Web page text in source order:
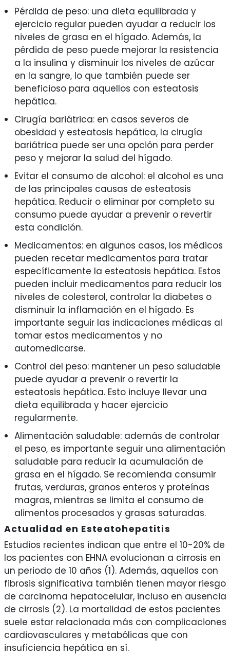
Pérdida de peso: una dieta equilibrada y
ejercicio regular pueden ayudar a reducir los
niveles de grasa en el hígado. Además, la
pérdida de peso puede mejorar la resistencia
a la insulina y disminuir los niveles de azúcar
en la sangre, lo que también puede ser
beneficioso para aquellos con esteatosis
hepática.
Cirugía bariátrica: en casos severos de
obesidad y esteatosis hepática, la cirugía
bariátrica puede ser una opción para perder
peso y mejorar la salud del hígado.
Evitar el consumo de alcohol: el alcohol es una
de las principales causas de esteatosis
hepática. Reducir o eliminar por completo su
consumo puede ayudar a prevenir o revertir
esta condición.
Medicamentos: en algunos casos, los médicos
pueden recetar medicamentos para tratar
específicamente la esteatosis hepática. Estos
pueden incluir medicamentos para reducir los
niveles de colesterol, controlar la diabetes o
disminuir la inflamación en el hígado. Es
importante seguir las indicaciones médicas al
tomar estos medicamentos y no
automedicarse.
Control del peso: mantener un peso saludable
puede ayudar a prevenir o revertir la
esteatosis hepática. Esto incluye llevar una
dieta equilibrada y hacer ejercicio
regularmente.
Alimentación saludable: además de controlar
el peso, es importante seguir una alimentación
saludable para reducir la acumulación de
grasa en el hígado. Se recomienda consumir
frutas, verduras, granos enteros y proteínas
magras, mientras se limita el consumo de
alimentos procesados ​​y grasas saturadas.
Actualidad en Esteatohepatitis
Estudios recientes indican que entre el 10-20% de
los pacientes con EHNA evolucionan a cirrosis en
un periodo de 10 años (1). Además, aquellos con
fibrosis significativa también tienen mayor riesgo
de carcinoma hepatocelular, incluso en ausencia
de cirrosis (2). La mortalidad de estos pacientes
suele estar relacionada más con complicaciones
cardiovasculares y metabólicas que con
insuficiencia hepática en sí.